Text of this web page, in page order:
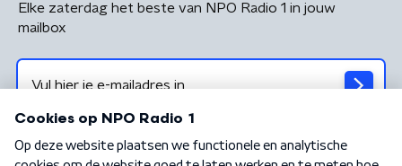
Elke zaterdag het beste van NPO Radio 1 in jouw
mailbox